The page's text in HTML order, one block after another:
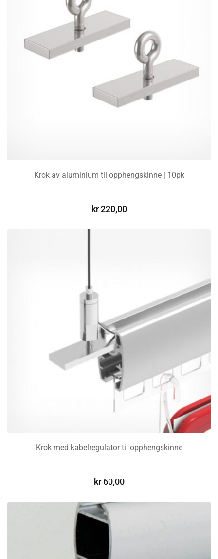
Krok av aluminium til opphengskinne | 10pk
kr220,00
Krok med kabelregulator til opphengskinne
kr60,00